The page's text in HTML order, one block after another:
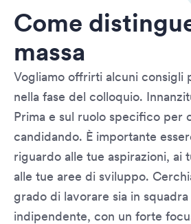
Come
massa
Vogliamo offrirti alcuni consigli
nella fase del colloquio.
Prima e sul ruolo specifico per
candidando. È importante
riguardo alle tue aspirazioni, ai
alle tue aree di sviluppo.
grado di lavorare sia in
indipendente, con un forte